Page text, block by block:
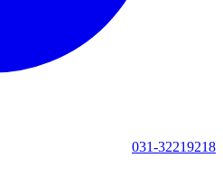
031-32219218